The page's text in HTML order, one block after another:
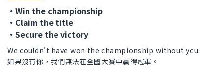
・Win the championship
・Claim the title
・Secure the victory
We couldn't have won the championship without you.
如果沒有你，我們無法在全國大賽中贏得冠軍。